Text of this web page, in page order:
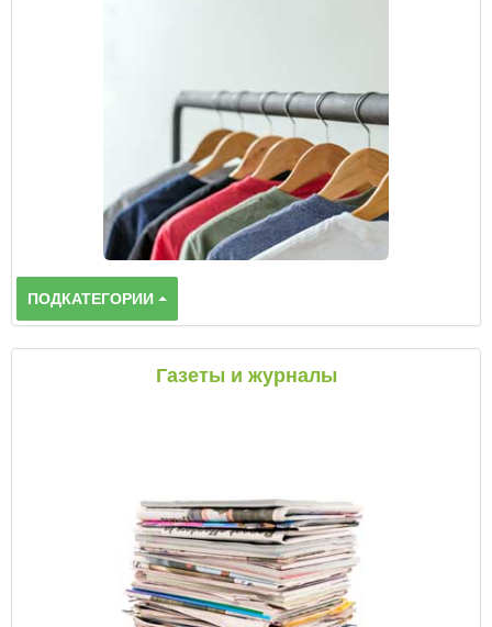
ПОДКАТЕГОРИИ
Газеты и журналы